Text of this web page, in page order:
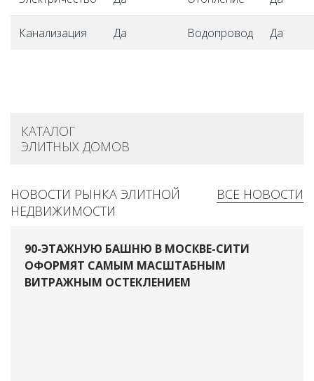
Канализация Да Водопровод Да
КАТАЛОГ
ЭЛИТНЫХ ДОМОВ
ВСЕ НОВОСТИ
НОВОСТИ РЫНКА ЭЛИТНОЙ
НЕДВИЖИМОСТИ
90-ЭТАЖНУЮ БАШНЮ В МОСКВЕ-СИТИ
ОФОРМЯТ САМЫМ МАСШТАБНЫМ
ВИТРАЖНЫМ ОСТЕКЛЕНИЕМ